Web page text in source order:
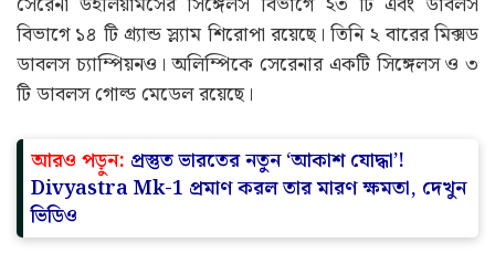
বিভাগে ১৪ টি গ্র্যান্ড স্ল্যাম শিরোপা রয়েছে। তিনি ২ বারের মিক্সড
ডাবলস চ্যাম্পিয়নও। অলিম্পিকে সেরেনার একটি সিঙ্গেলস ও ৩
টি ডাবলস গোল্ড মেডেল রয়েছে।
আরও পড়ুন: প্রস্তুত ভারতের নতুন ‘আকাশ যোদ্ধা’!
Divyastra Mk-1 প্রমাণ করল তার মারণ ক্ষমতা, দেখুন
ভিডিও